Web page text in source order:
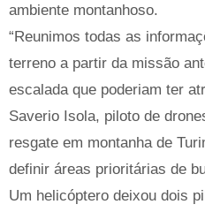
ambiente montanhoso.
“Reunimos todas as
terreno a partir da missão
escalada que poderiam ter
Saverio Isola, piloto de
resgate em montanha de
definir áreas prioritárias de
Um helicóptero deixou dois